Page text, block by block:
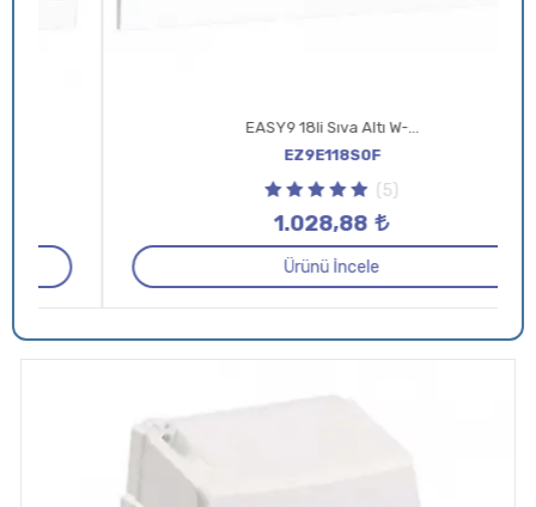
EASY9 18li Sıva Altı W-Otomat Kutusu
EZ9E118S0F
(5)
1.028,88
Ürünü İncele